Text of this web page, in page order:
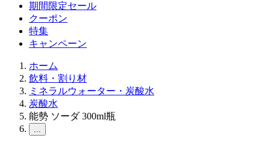
期間限定セール
クーポン
特集
キャンペーン
ホーム
飲料・割り材
ミネラルウォーター・炭酸水
炭酸水
能勢 ソーダ 300ml瓶
...